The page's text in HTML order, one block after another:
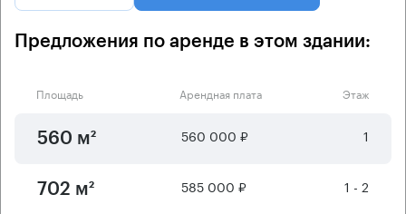
Предложения по аренде в этом здании:
Площадь Арендная плата Этаж
560 м² 560 000 ₽ 1
702 м² 585 000 ₽ 1 - 2